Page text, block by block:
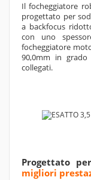
Il focheggiatore
progettato per
a backfocus
con uno
focheggiatore
90,0mm in
collegati.
Progettato
migliori